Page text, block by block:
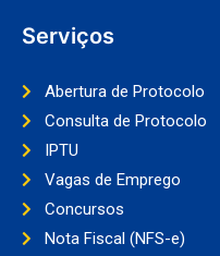
Serviços
Abertura de Protocolo
Consulta de Protocolo
IPTU
Vagas de Emprego
Concursos
Nota Fiscal (NFS-e)